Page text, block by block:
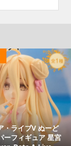
・ライブV ぬーど
ーフィギュア 星宮